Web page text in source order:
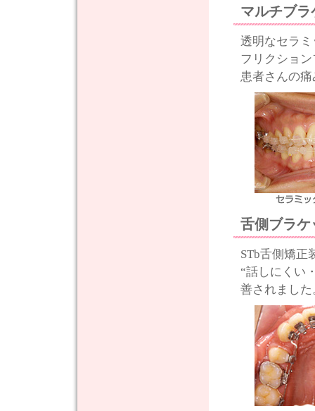
マルチブ
透明なセラ
フリクショ
患者さんの
舌側ブラケ
STb舌側矯正
“話しにくい
善されました